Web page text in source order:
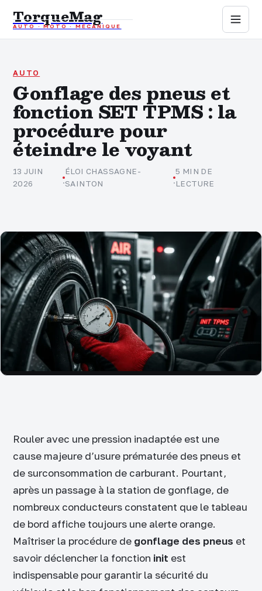
TorqueMag
AUTO · MOTO · MÉCANIQUE
Auto
Mécanique
Sports mécaniques
Assurance
AUTO
Gonflage des pneus et
fonction SET TPMS : la
procédure pour
éteindre le voyant
13 JUIN
2026
·
ÉLOI CHASSAGNE-
SAINTON
·
5 MIN DE
LECTURE
Rouler avec une pression inadaptée est une
cause majeure d’usure prématurée des pneus et
de surconsommation de carburant. Pourtant,
après un passage à la station de gonflage, de
nombreux conducteurs constatent que le tableau
de bord affiche toujours une alerte orange.
Maîtriser la procédure de gonflage des pneus et
savoir déclencher la fonction init est
indispensable pour garantir la sécurité du